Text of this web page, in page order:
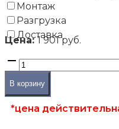
Монтаж
Разгрузка
Доставка
Цена:1 901 руб.
В корзину
*цена